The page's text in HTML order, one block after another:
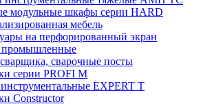
модульные шкафы серии HARD
мебель
на перфорированный экран
промышленные
сварочные посты
серии PROFI M
EXPERT T
Constructor